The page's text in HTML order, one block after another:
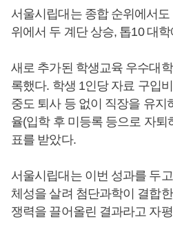
서울시립대는 종합 순위에서
위에서 두 계단 상승, 톱10 대
새로 추가된 학생교육 우수대
록했다. 학생 1인당 자료 구입
중도 퇴사 등 없이 직장을 유지
율(입학 후 미등록 등으로 자퇴
표를 받았다.
서울시립대는 이번 성과를 두
체성을 살려 첨단과학이 결합
쟁력을 끌어올린 결과라고 자